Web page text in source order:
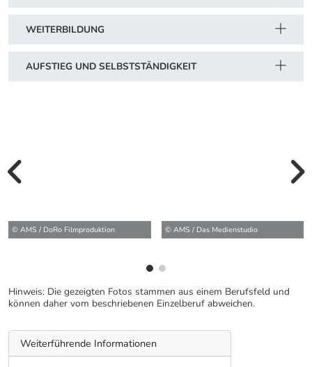
WEITERBILDUNG
AUFSTIEG UND SELBSTSTÄNDIGKEIT
© AMS / DoRo Filmproduktion © AMS / Das Medienstudio
Hinweis: Die gezeigten Fotos stammen aus einem Berufsfeld und
können daher vom beschriebenen Einzelberuf abweichen.
Weiterführende Informationen